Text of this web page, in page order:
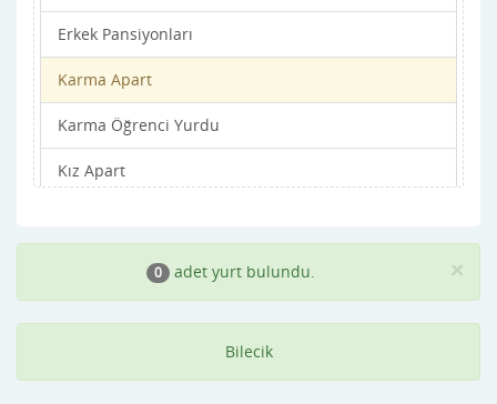
Erkek Pansiyonları
Karma Apart
Karma Öğrenci Yurdu
Kız Apart
Kız Pansiyonları ×
0 adet yurt bulundu.
Bilecik